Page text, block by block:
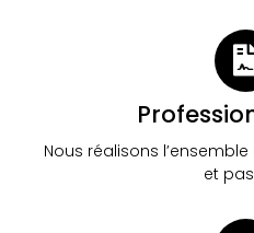
Nous réalisons
et